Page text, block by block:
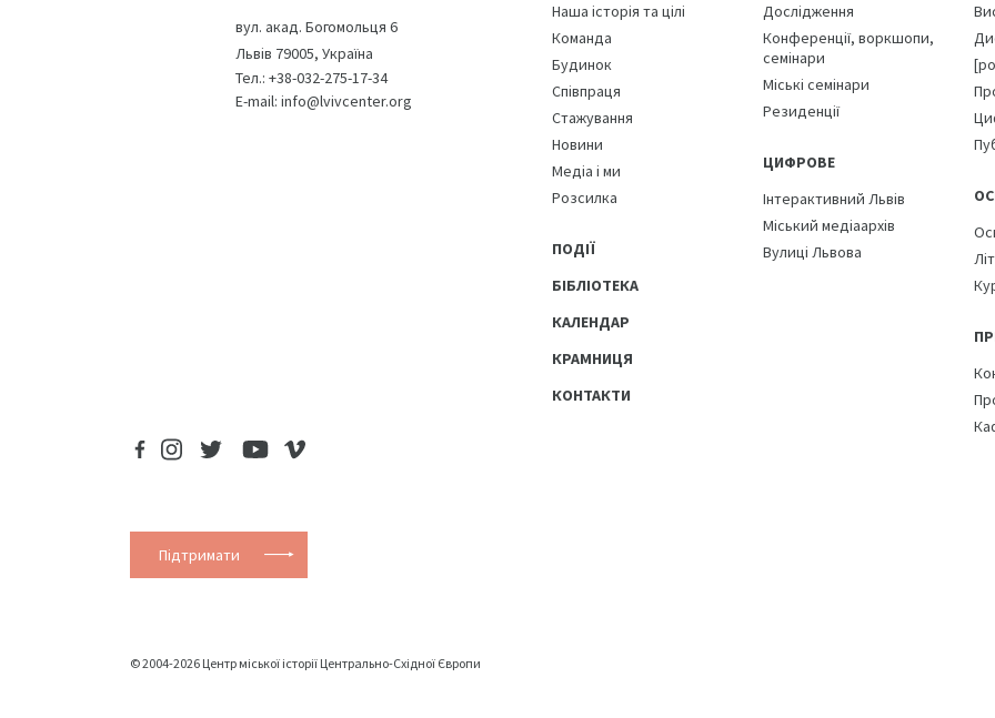
вул. акад. Богомольця 6
Львів 79005, Україна
Тел.: +38-032-275-17-34
E-mail: info@lvivcenter.org
Наша історія та цілі
Команда
Будинок
Співпраця
Стажування
Новини
Медіа і ми
Розсилка
ПОДІЇ
БІБЛІОТЕКА
КАЛЕНДАР
КРАМНИЦЯ
КОНТАКТИ
Дослідження
Конференції, воркшопи,
семінари
Міські семінари
Резиденції
ЦИФРОВЕ
Інтерактивний Львів
Міський медіаархів
Вулиці Львова
Підтримати
© 2004-2026 Центр міської історії Центрально-Східної Європи